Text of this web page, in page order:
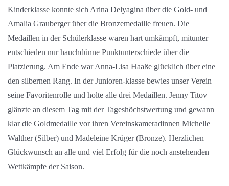
Kinderklasse konnte sich Arina Delyagina über die Gold- und
Amalia Grauberger über die Bronzemedaille freuen. Die
Medaillen in der Schülerklasse waren hart umkämpft, mitunter
entschieden nur hauchdünne Punktunterschiede über die
Platzierung. Am Ende war Anna-Lisa Haaße glücklich über eine
den silbernen Rang. In der Junioren-klasse bewies unser Verein
seine Favoritenrolle und holte alle drei Medaillen. Jenny Titov
glänzte an diesem Tag mit der Tageshöchstwertung und gewann
klar die Goldmedaille vor ihren Vereinskameradinnen Michelle
Walther (Silber) und Madeleine Krüger (Bronze). Herzlichen
Glückwunsch an alle und viel Erfolg für die noch anstehenden
Wettkämpfe der Saison.